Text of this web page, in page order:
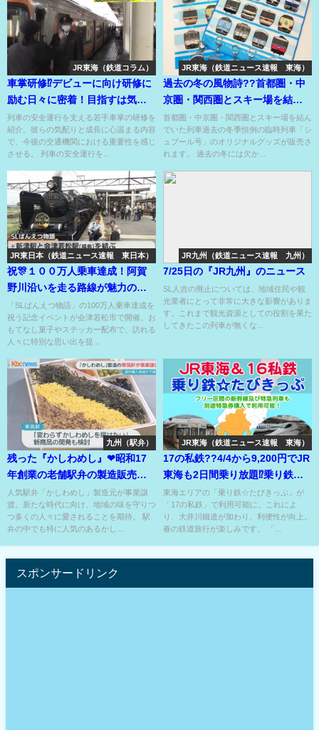
JR東海（鉄道コラム）
車掌研修⁉デビューに向け研修に
励む日々に密着！目指すは気配
りのできる車掌！
列車の安全運行を支える若手車掌の研修を
紹介。彼らの気配りと成長に心温まる内容
で、今後の交通機関における重要性を感じ
させる。 列車の安全運行を...
JR東海（鉄道ニュース速報 東海）
過去の冬の風物詩??首都圏・中
京圏・関西圏とスキー場を結ん
でいた列車のグッズの販売??
首都圏・中京圏・関西圏とスキー場を結ん
でいた列車過去の冬季恒例の臨時列車「シ
ュプール号」のオリジナルグッズが販売さ
れます。 過去の冬には欠か...
JR東日本（鉄道ニュース速報 東日本）
祝🎊１００万人乗車達成！阿賀
野川沿いを走る路線が魅力の
SL！終着駅では記念おもてなし
も！
「SLばんえつ物語」の100万人乗車達成を
祝う記念イベントが会津若松市で開催。お
もてなし菓子やステッカー配布で、訪れる
人々に特別な思い出を提...
JR九州（鉄道ニュース速報 九州）
7/25日の『JR九州』のニュース
SL人吉の廃止については、地域住民や観
光業者にとって非常に大きな影響がありま
す。これまで観光資源としての役割を果た
してきたこの列車が無くな...
九州（駅弁）
残った『かしわめし』❤昭和17
年創業の老舗駅弁の製造販売元
が事業譲渡 !?
人気駅弁「かしわめし」製造元が事業譲
渡。新たな時代に向け、地域の味を守りつ
つ多くの人々に愛されることを期待。 駅
弁の中でも特に人気のあるかし...
JR東海（鉄道ニュース速報 東海）
17の私鉄??4/4から9,200円でJR
東海も2日間乗り放題⁉乗り鉄☆
たびきっぷが刷新⁉
東海エリアの「乗り鉄☆たびきっぷ」が
「17の私鉄」で利用可能に。これによ
り、大井川鐵道が加わり、利便性が向上。
春の鉄道旅行が楽しみです。 「...
スポンサードリンク